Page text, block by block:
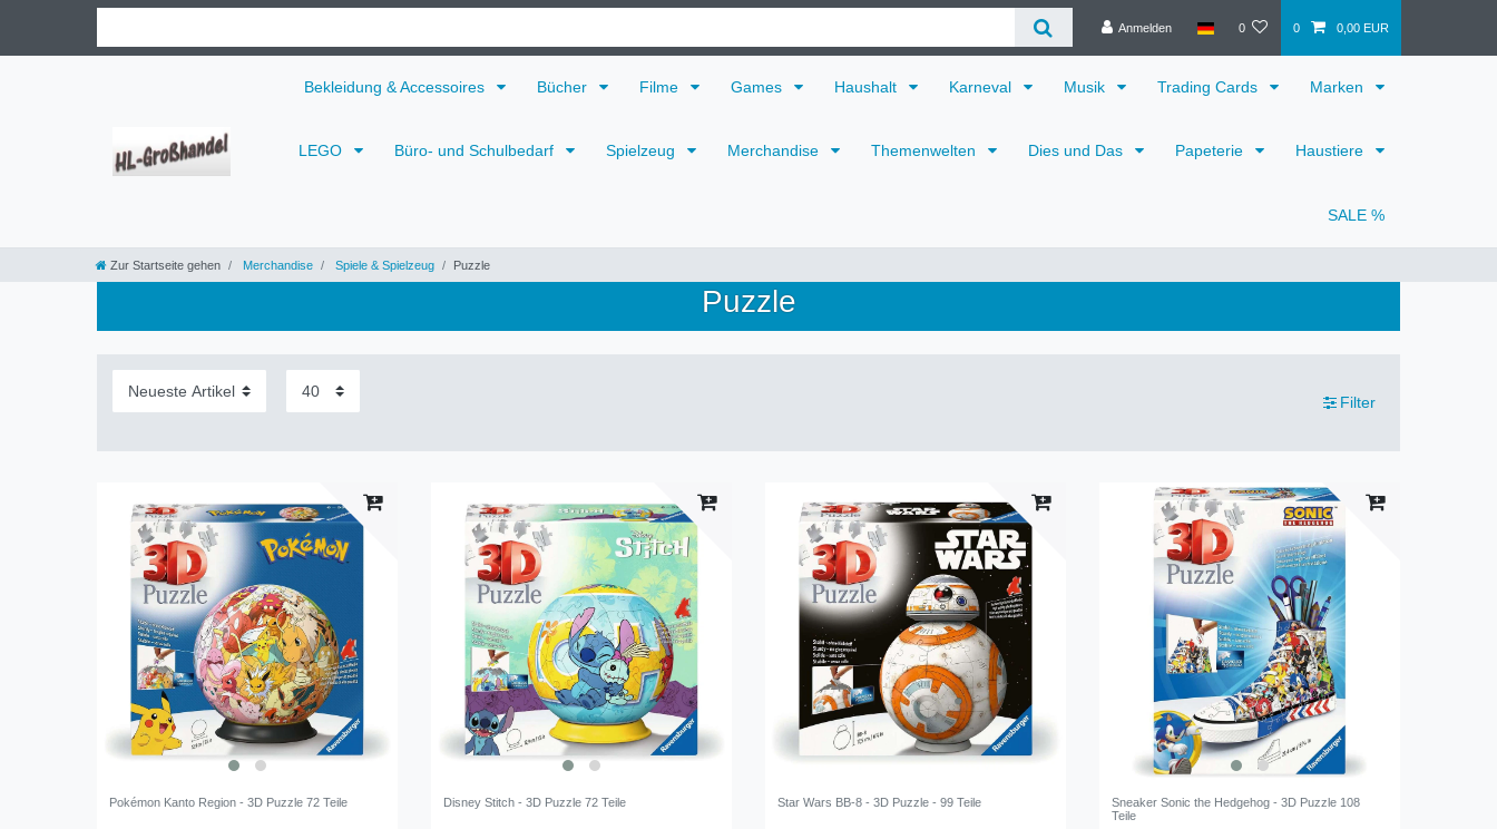
Anmelden 0 0 0,00 EUR
Bekleidung & Accessoires Bücher Filme Games Haushalt Karneval Musik Trading Cards Marken
LEGO Büro- und Schulbedarf Spielzeug Merchandise Themenwelten Dies und Das Papeterie Haustiere
SALE %
Zur Startseite gehen Merchandise Spiele & Spielzeug Puzzle
Puzzle
Filter
Pokémon Kanto Region - 3D Puzzle 72 Teile Disney Stitch - 3D Puzzle 72 Teile Star Wars BB-8 - 3D Puzzle - 99 Teile
Sneaker Sonic the Hedgehog - 3D Puzzle 108
Teile